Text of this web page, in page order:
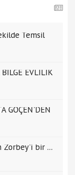
Temsil
EVLİLİK
GÖÇEN'DEN
Zorbey'i bir ...